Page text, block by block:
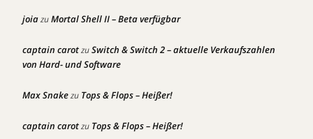
joiazuMortal Shell II – Beta verfügbar
captain carotzuSwitch & Switch 2 – aktuelle Verkaufszahlen
von Hard- und Software
Max Snakezu Tops & Flops – Heißer!
captain carotzu Tops & Flops – Heißer!